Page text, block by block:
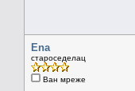
Ena
староседелац
Ван мреже